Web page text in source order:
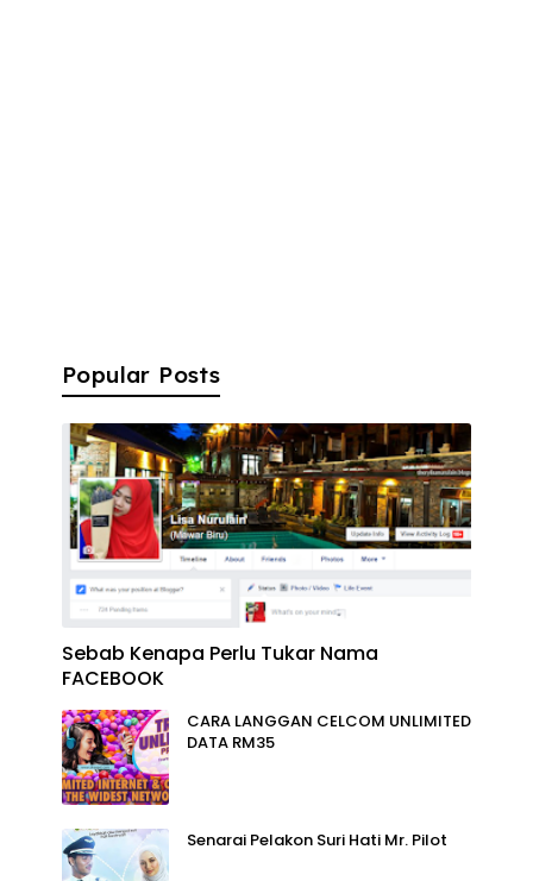
Popular Posts
Sebab Kenapa Perlu Tukar Nama
FACEBOOK
CARA LANGGAN CELCOM UNLIMITED
DATA RM35
Senarai Pelakon Suri Hati Mr. Pilot